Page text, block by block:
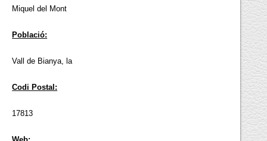
Miquel del Mont
Població:
Vall de Bianya, la
Codi Postal:
17813